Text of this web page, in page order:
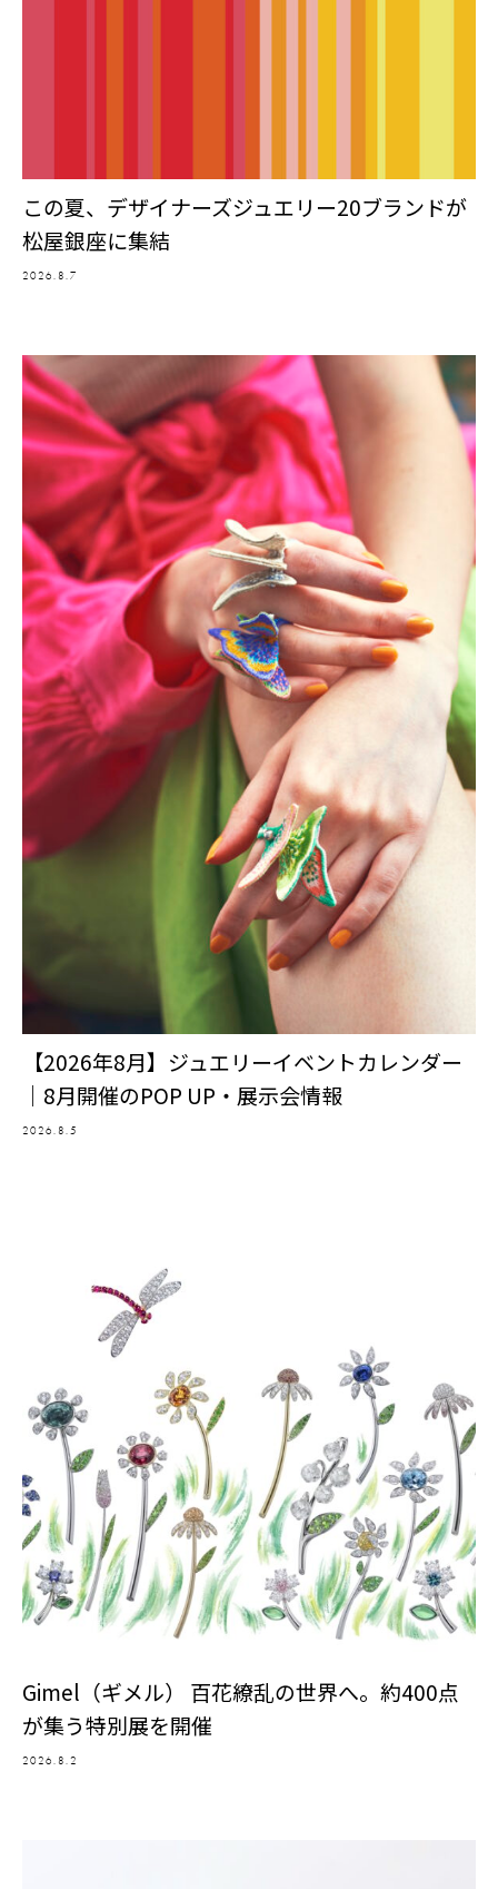
この夏、デザイナーズジュエリー20ブランドが
松屋銀座に集結
2026.8.7
【2026年8月】ジュエリーイベントカレンダー
｜8月開催のPOP UP・展示会情報
2026.8.5
Gimel（ギメル） 百花繚乱の世界へ。約400点
が集う特別展を開催
2026.8.2